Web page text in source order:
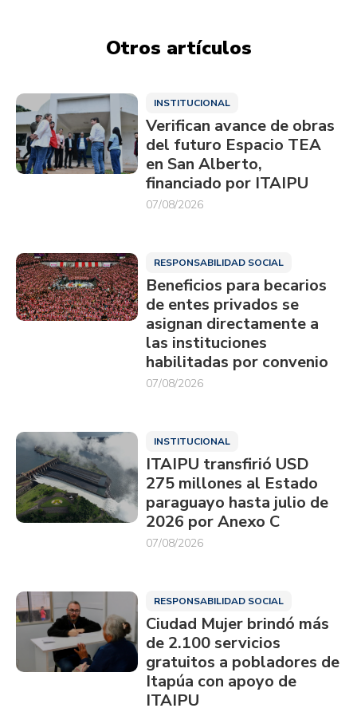
Otros artículos
INSTITUCIONAL
Verifican avance de obras
del futuro Espacio TEA
en San Alberto,
financiado por ITAIPU
07/08/2026
RESPONSABILIDAD SOCIAL
Beneficios para becarios
de entes privados se
asignan directamente a
las instituciones
habilitadas por convenio
07/08/2026
INSTITUCIONAL
ITAIPU transfirió USD
275 millones al Estado
paraguayo hasta julio de
2026 por Anexo C
07/08/2026
RESPONSABILIDAD SOCIAL
Ciudad Mujer brindó más
de 2.100 servicios
gratuitos a pobladores de
Itapúa con apoyo de
ITAIPU